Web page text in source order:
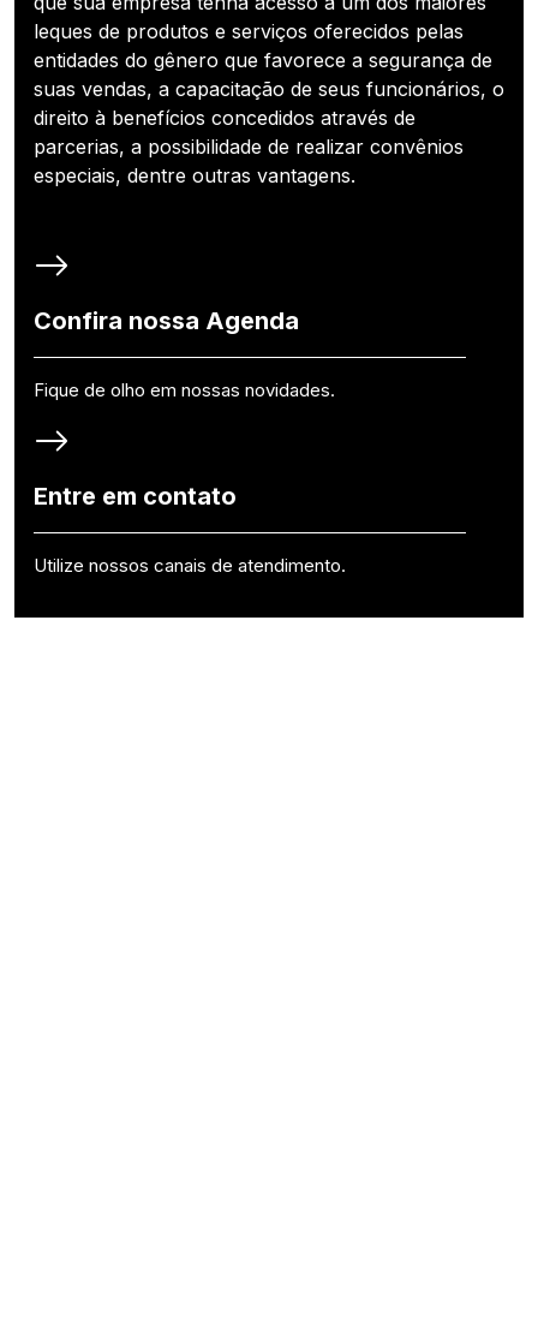
leques de produtos e serviços oferecidos pelas
entidades do gênero que favorece a segurança de
suas vendas, a capacitação de seus funcionários, o
direito à benefícios concedidos através de
parcerias, a possibilidade de realizar convênios
especiais, dentre outras vantagens.
Confira nossa Agenda
Fique de olho em nossas novidades.
Entre em contato
Utilize nossos canais de atendimento.